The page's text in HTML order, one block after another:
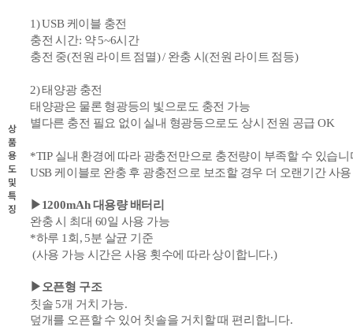
상
품
용
도
및
특
징
1) USB 케이블 충전
충전 시간: 약 5~6시간
충전 중(전원 라이트 점멸) / 완충 시(전원 라이트 점등)
2) 태양광 충전
태양광은 물론 형광등의 빛으로도 충전 가능
별다른 충전 필요 없이 실내 형광등으로도 상시 전원 공급 OK
*TIP 실내 환경에 따라 광충전만으로 충전량이 부족할 수 있습니
USB 케이블로 완충 후 광충전으로 보조할 경우 더 오랜기간 사
▶1200mAh 대용량 배터리
완충 시 최대 60일 사용 가능
*하루 1회, 5분 살균 기준
(사용 가능 시간은 사용 횟수에 따라 상이합니다.)
▶오픈형 구조
칫솔 5개 거치 가능.
덮개를 오픈할 수 있어 칫솔을 거치할 때 편리합니다.